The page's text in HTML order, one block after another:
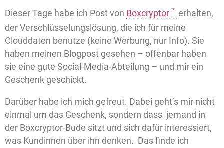
Dieser Tage habe ich Post von Boxcryptor
erhalten,
der Verschlüsselungslösung, die ich für meine
Clouddaten benutze (keine Werbung, nur Info). Sie
haben meinen Blogpost gesehen – offenbar haben
sie eine gute Social-Media-Abteilung – und mir ein
Geschenk geschickt.
Darüber habe ich mich gefreut. Dabei geht’s mir nicht
einmal um das Geschenk, sondern dass jemand in
der Boxcryptor-Bude sitzt und sich dafür interessiert,
was Kundinnen über ihn denken. Das finde ich